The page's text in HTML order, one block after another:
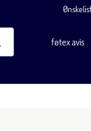
føtex avis